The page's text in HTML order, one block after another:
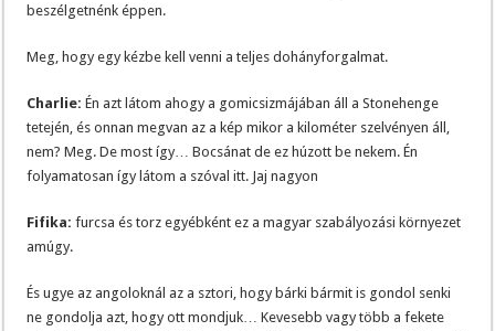
beszélgetnénk éppen.
Meg, hogy egy kézbe kell venni a teljes dohányforgalmat.
Charlie: Én azt látom ahogy a gomicsizmájában áll a Stonehenge
tetején, és onnan megvan az a kép mikor a kilométer szelvényen áll,
nem? Meg. De most így… Bocsánat de ez húzott be nekem. Én
folyamatosan így látom a szóval itt. Jaj nagyon
Fifika: furcsa és torz egyébként ez a magyar szabályozási környezet
amúgy.
És ugye az angoloknál az a sztori, hogy bárki bármit is gondol senki
ne gondolja azt, hogy ott mondjuk… Kevesebb vagy több a fekete